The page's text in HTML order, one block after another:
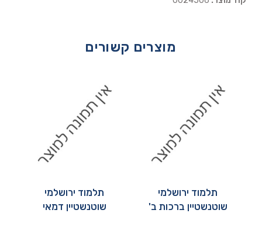
מוצרים קשורים
תלמוד ירושלמי
שוטנשטיין ברכות ב'
תלמוד ירושלמי
שוטנשטיין דמאי